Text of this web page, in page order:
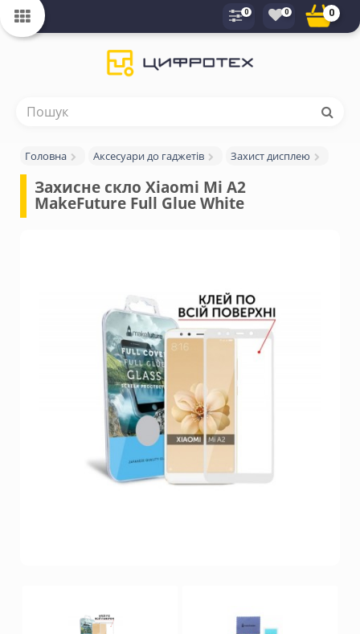
0
0 0
Головна Аксесуари до гаджетів Захист дисплею
Захисне скло Xiaomi Mi A2
MakeFuture Full Glue White